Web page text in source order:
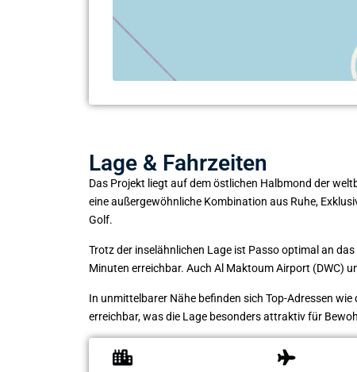
Lage & Fahrzeiten
Das Projekt liegt auf dem östlichen Halbmond der
eine außergewöhnliche Kombination aus Ruhe,
Golf.
Trotz der inselähnlichen Lage ist Passo optimal an
Minuten erreichbar. Auch Al Maktoum Airport (DWC)
In unmittelbarer Nähe befinden sich Top-Adressen
erreichbar, was die Lage besonders attraktiv für